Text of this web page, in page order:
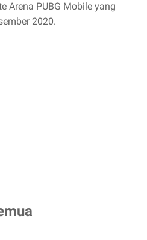
Arena PUBG Mobile yang
2020.